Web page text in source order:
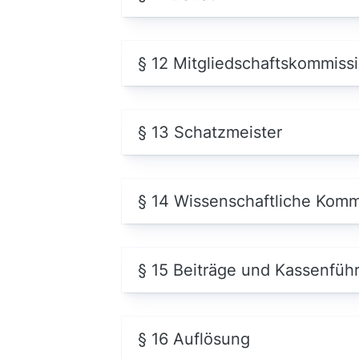
§ 12
§ 13 Schatzmeister
§ 14 Wissenschaftliche
§ 15 Beiträge und
§ 16 Auflösung